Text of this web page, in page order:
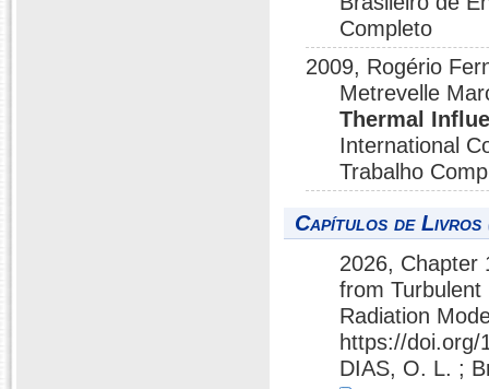
Completo
2009, Rogério
Metrevelle
Thermal
International
Trabalho
Capítulos de Livros
2026, Chapter
from Turbulent
Radiation
https://doi.org/
DIAS, O. L. ;